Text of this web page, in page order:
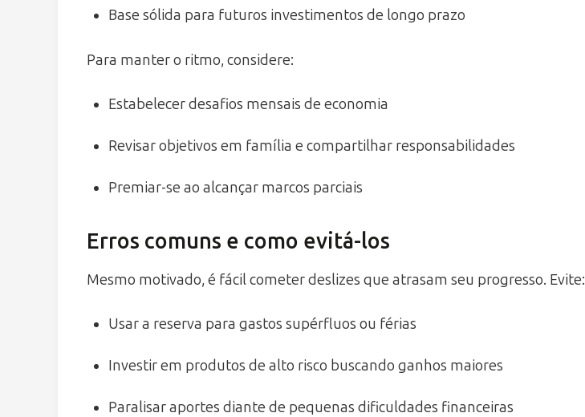
Base sólida para futuros investimentos de longo prazo
Para manter o ritmo, considere:
Estabelecer desafios mensais de economia
Revisar objetivos em família e compartilhar responsabilidades
Premiar-se ao alcançar marcos parciais
Erros comuns e como evitá-los
Mesmo motivado, é fácil cometer deslizes que atrasam seu progresso. Evite:
Usar a reserva para gastos supérfluos ou férias
Investir em produtos de alto risco buscando ganhos maiores
Paralisar aportes diante de pequenas dificuldades financeiras